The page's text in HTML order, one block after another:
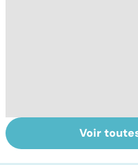
La tuberculose
pulmonaire
Voir